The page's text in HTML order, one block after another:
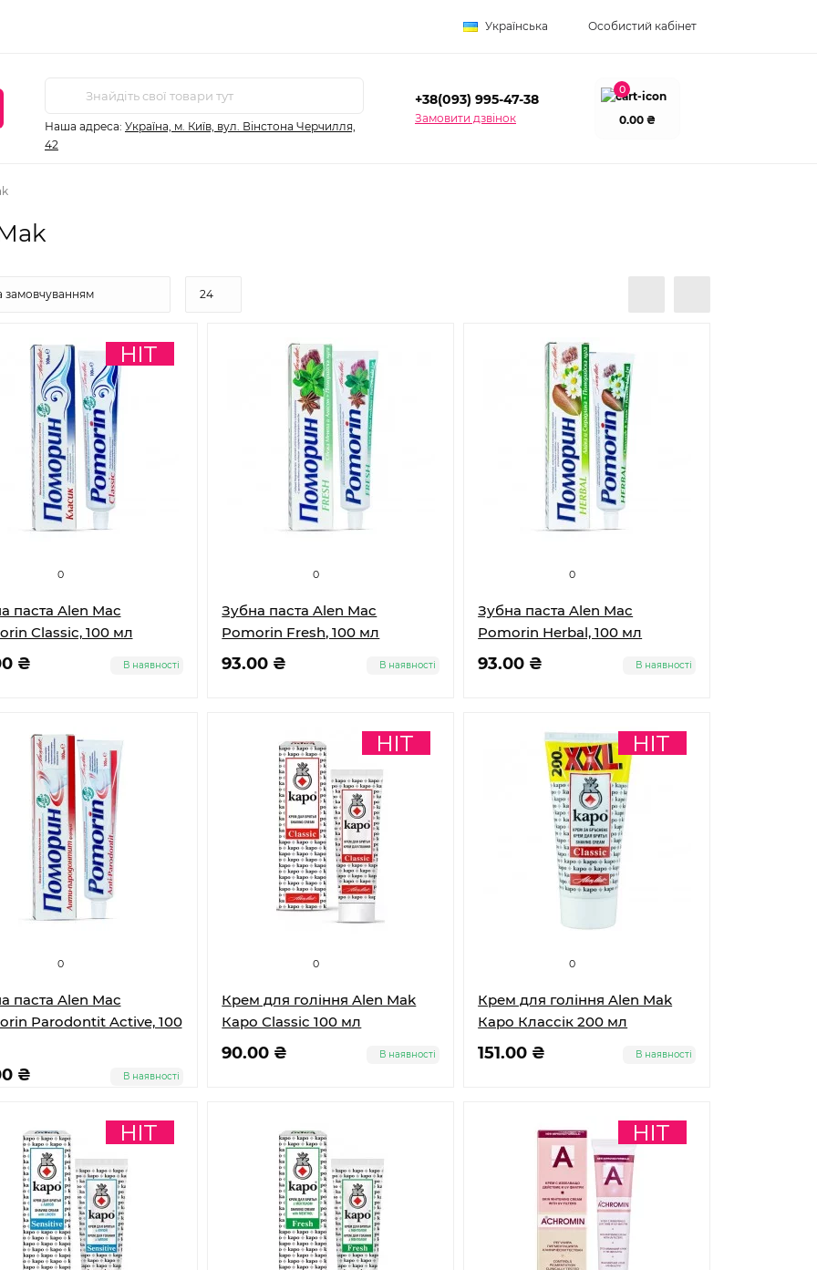
Українська Особистий кабінет
Наша адреса: Україна, м. Київ, вул. Вінстона Черчилля,
42
+38(093) 995-47-38
Замовити дзвінок
0
0.00 ₴
0
паста Alen Mac
Classic, 100 мл
₴ В наявності
0
Зубна паста Alen Mac
Pomorin Fresh, 100 мл
93.00 ₴ В наявності
0
Зубна паста Alen Mac
Pomorin Herbal, 100 мл
93.00 ₴ В наявності
0
паста Alen Mac
Parodontit Active, 100
₴ В наявності
0
Крем для гоління Alen Mak
Каро Classic 100 мл
90.00 ₴ В наявності
0
Крем для гоління Alen Mak
Каро Классік 200 мл
151.00 ₴ В наявності